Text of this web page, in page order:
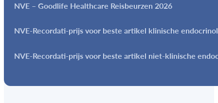
NVE – Goodlife Healthcare Reisbeurzen 2026
NVE-Recordati-prijs voor beste artikel klinische
NVE-Recordati-prijs voor beste artikel niet-klinische